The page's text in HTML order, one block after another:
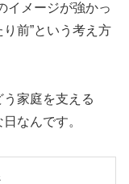
イメージが強かっ
前”という考え方
う家庭を支える
なんです。